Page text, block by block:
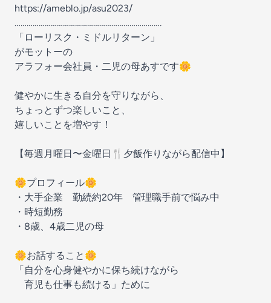
https://ameblo.jp/asu2023/
……………………………………………………………….
「ローリスク・ミドルリターン」
がモットーの
アラフォー会社員・二児の母あすです🌼
健やかに生きる自分を守りながら、
ちょっとずつ楽しいこと、
嬉しいことを増やす！
【毎週月曜日〜金曜日🍴夕飯作りながら配信中】
🌼プロフィール🌼
・大手企業 勤続約20年 管理職手前で悩み中
・時短勤務
・8歳、4歳二児の母
🌼お話すること🌼
「自分を心身健やかに保ち続けながら
育児も仕事も続ける」ために